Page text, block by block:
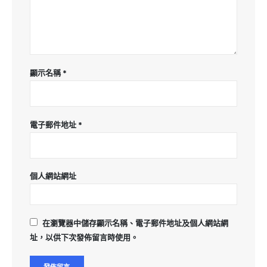
顯示名稱*
電子郵件地址 *
個人網站網址
在瀏覽器中儲存顯示名稱、電子郵件地址及個人網站網
址，以供下次發佈留言時使用。